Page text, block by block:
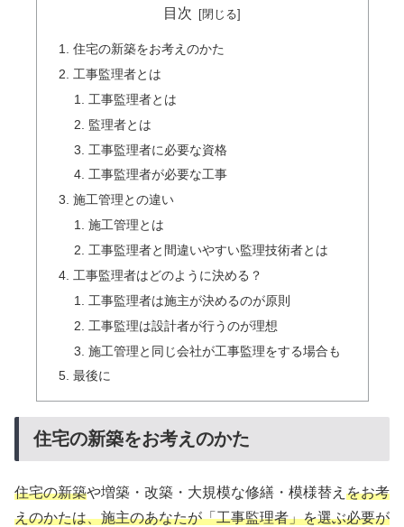
目次
住宅の新築をお考えのかた
工事監理者とは
工事監理者とは
監理者とは
工事監理者に必要な資格
工事監理者が必要な工事
施工管理との違い
施工管理とは
工事監理者と間違いやすい監理技術者とは
工事監理者はどのように決める？
工事監理者は施主が決めるのが原則
工事監理は設計者が行うのが理想
施工管理と同じ会社が工事監理をする場合も
最後に
住宅の新築をお考えのかた
住宅の新築や増築・改築・大規模な修繕・模様替え をお考
えのかたは、施主のあなたが「工事監理者」を選ぶ必要が